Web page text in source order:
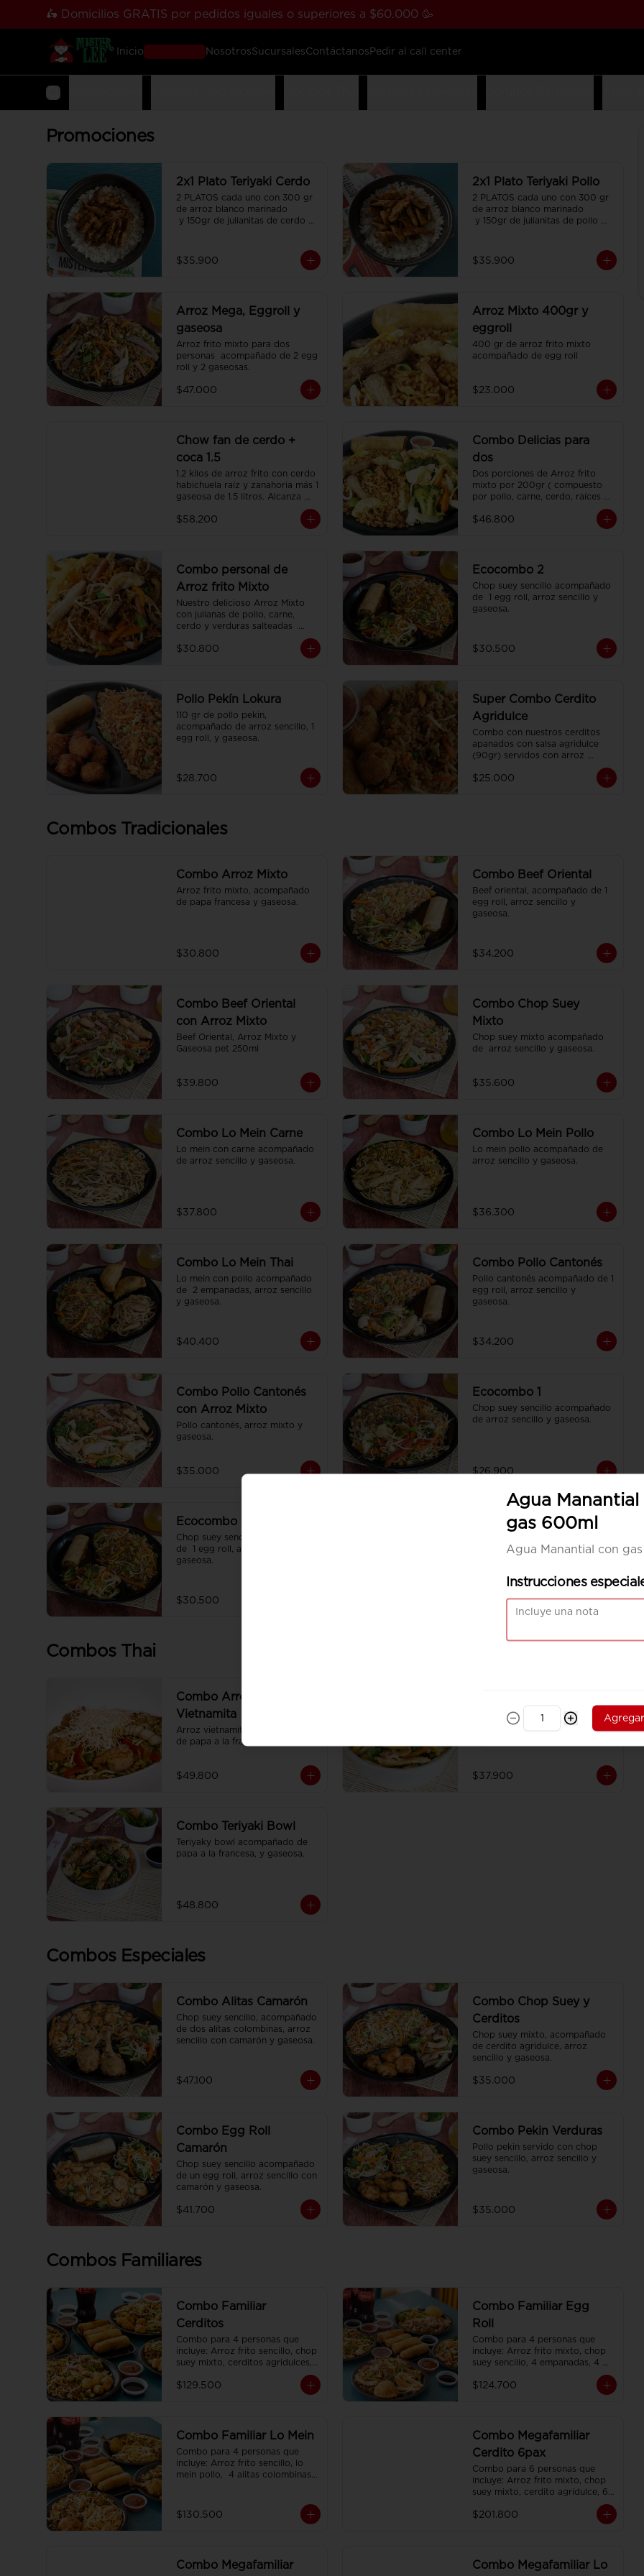
🛵 Domicilios GRATIS por pedidos iguales o superiores a $60.000 🥳
Inicio NosotrosSucursalesContáctanos Pedir al call center
Promociones
2x1 Plato Teriyaki Cerdo
2 PLATOS cada uno con 300 gr
de arroz blanco marinado
y 150gr de julianitas de cerdo
$35.900
2x1 Plato Teriyaki Pollo
2 PLATOS cada uno con 300 gr
de arroz blanco marinado
y 150gr de julianitas de pollo
$35.900
Arroz Mega, Eggroll y
gaseosa
Arroz frito mixto para dos
personas  acompañado de 2 egg
roll y 2 gaseosas.
$47.000
Arroz Mixto 400gr y
eggroll
400 gr de arroz frito mixto
acompañado de egg roll
$23.000
Chow fan de cerdo +
coca 1.5
1.2 kilos de arroz frito con cerdo
habichuela raíz y zanahoria más 1
gaseosa de 1.5 litros. Alcanza
$58.200
Combo Delicias para
dos
Dos porciones de Arroz frito
mixto por 200gr ( compuesto
por pollo, carne, cerdo, raíces
chinas , habichuela, zanahoria) ,
dos porciones de Chop Suey
sencillo por 200 gr , 2 Egg Roll
$46.800
Combo personal de
Arroz frito Mixto
Nuestro delicioso Arroz Mixto
con julianas de pollo, carne,
cerdo y verduras salteadas
francesa y CocaCola pet 250ml.
$30.800
Ecocombo 2
Chop suey sencillo acompañado
de  1 egg roll, arroz sencillo y
gaseosa.
$30.500
Pollo Pekín Lokura
110 gr de pollo pekin,
acompañado de arroz sencillo, 1
egg roll, y gaseosa.
$28.700
Super Combo Cerdito
Agridulce
Combo con nuestros cerditos
apanados con salsa agridulce
(90gr) servidos con arroz
personal
$25.000
Combos Tradicionales
Combo Arroz Mixto
Arroz frito mixto, acompañado
de papa francesa y gaseosa.
$30.800
Combo Beef Oriental
Beef oriental, acompañado de 1
egg roll, arroz sencillo y
gaseosa.
$34.200
Combo Beef Oriental
con Arroz Mixto
Beef Oriental, Arroz Mixto y
Gaseosa pet 250ml
$39.800
Combo Chop Suey
Mixto
Chop suey mixto acompañado
de  arroz sencillo y gaseosa.
$35.600
Combo Lo Mein Carne
Lo mein con carne acompañado
de arroz sencillo y gaseosa.
$37.800
Combo Lo Mein Pollo
Lo mein pollo acompañado de
arroz sencillo y gaseosa.
$36.300
Combo Lo Mein Thai
Lo mein con pollo acompañado
de  2 empanadas, arroz sencillo
y gaseosa.
$40.400
Combo Pollo Cantonés
Pollo cantonés acompañado de 1
egg roll, arroz sencillo y
gaseosa.
$34.200
Combo Pollo Cantonés
con Arroz Mixto
Pollo cantonés, arroz mixto y
gaseosa.
$35.000
Ecocombo 1
Chop suey sencillo acompañado
de arroz sencillo y gaseosa.
$26.900
Ecocombo 2
Chop suey sencillo acompañado
de  1 egg roll, arroz sencillo y
gaseosa.
$30.500
Combos Thai
Combo Arroz
Vietnamita
Arroz vietnamita acompañado
de papa a la francesa y gaseosa.
$49.800
Julianas de pollo salteadas al
wok en Curry fresco con trocitos
de tallarines de arroz fritos
francesa y gaseosa.
$37.900
Combo Teriyaki Bowl
Teriyaky bowl acompañado de
papa a la francesa, y gaseosa.
$48.800
Combos Especiales
Combo Alitas Camarón
Chop suey sencillo, acompañado
de dos alitas colombinas, arroz
sencillo con camarón y gaseosa.
$47.100
Combo Chop Suey y
Cerditos
Chop suey mixto, acompañado
de cerdito agridulce, arroz
sencillo y gaseosa.
$35.000
Combo Egg Roll
Camarón
Chop suey sencillo acompañado
de un egg roll, arroz sencillo con
camarón y gaseosa.
$41.700
Combo Pekin Verduras
Pollo pekin servido con chop
suey sencillo, arroz sencillo y
gaseosa.
$35.000
Combos Familiares
Combo Familiar
Cerditos
Combo para 4 personas que
incluye: Arroz frito sencillo, chop
suey mixto, cerditos agridulces,
sirven en plato individual.
$129.500
Combo Familiar Egg
Roll
Combo para 4 personas que
incluye: Arroz frito mixto, chop
suey sencillo, 4 empanadas, 4
egg roll, 4 gaseosas, servido en
plato individual
$124.700
Combo Familiar Lo Mein
Combo para 4 personas que
incluye: Arroz frito sencillo, lo
mein pollo,  4 alitas colombinas,
$130.500
Combo Megafamiliar
Cerdito 6pax
Combo para 6 personas que
incluye: Arroz frito mixto, chop
suey mixto, cerdito agridulce, 6
egg roll,y 6 gaseosas. Servidos
en platos individuales.
$201.800
Combo Megafamiliar Combo Megafamiliar Lo
Agua Manantial
gas 600ml
Agua Manantial con
Instrucciones
Agregar